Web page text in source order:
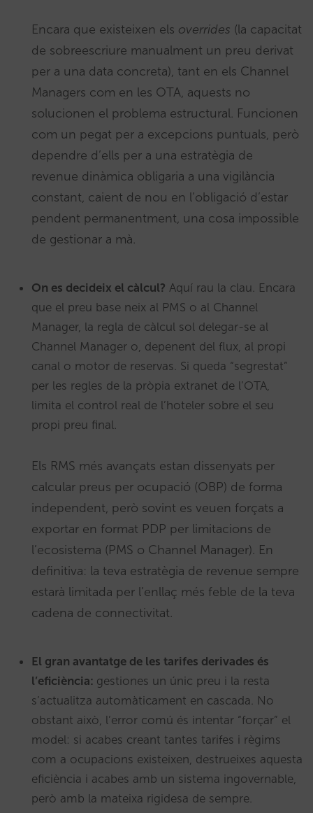
Encara que existeixen els overrides (la capacitat
de sobreescriure manualment un preu derivat
per a una data concreta), tant en els Channel
Managers com en les OTA, aquests no
solucionen el problema estructural. Funcionen
com un pegat per a excepcions puntuals, però
dependre d’ells per a una estratègia de
revenue dinàmica obligaria a una vigilància
constant, caient de nou en l’obligació d’estar
pendent permanentment, una cosa impossible
de gestionar a mà.
On es decideix el càlcul? Aquí rau la clau. Encara
que el preu base neix al PMS o al Channel
Manager, la regla de càlcul sol delegar-se al
Channel Manager o, depenent del flux, al propi
canal o motor de reservas. Si queda “segrestat”
per les regles de la pròpia extranet de l’OTA,
limita el control real de l’hoteler sobre el seu
propi preu final.
Els RMS més avançats estan dissenyats per
calcular preus per ocupació (OBP) de forma
independent, però sovint es veuen forçats a
exportar en format PDP per limitacions de
l’ecosistema (PMS o Channel Manager). En
definitiva: la teva estratègia de revenue sempre
estarà limitada per l’enllaç més feble de la teva
cadena de connectivitat.
El gran avantatge de les tarifes derivades és
l’eficiència: gestiones un únic preu i la resta
s’actualitza automàticament en cascada. No
obstant això, l’error comú és intentar “forçar” el
model: si acabes creant tantes tarifes i règims
com a ocupacions existeixen, destrueixes aquesta
eficiència i acabes amb un sistema ingovernable,
però amb la mateixa rigidesa de sempre.